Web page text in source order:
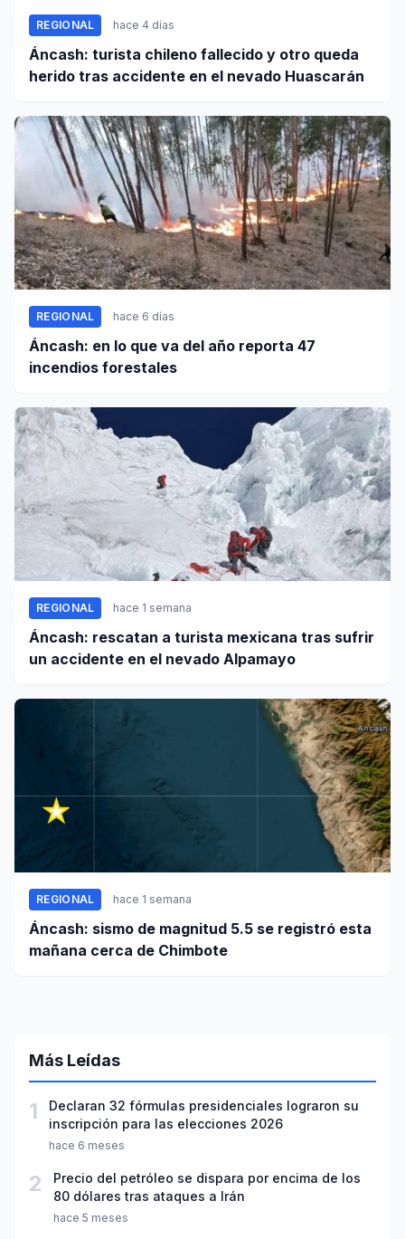
REGIONAL hace 4 días
Áncash: turista chileno fallecido y otro queda
herido tras accidente en el nevado Huascarán
REGIONAL hace 6 días
Áncash: en lo que va del año reporta 47
incendios forestales
REGIONAL hace 1 semana
Áncash: rescatan a turista mexicana tras sufrir
un accidente en el nevado Alpamayo
REGIONAL hace 1 semana
Áncash: sismo de magnitud 5.5 se registró esta
mañana cerca de Chimbote
Más Leídas
1
Declaran 32 fórmulas presidenciales lograron su
inscripción para las elecciones 2026
hace 6 meses
2
Precio del petróleo se dispara por encima de los
80 dólares tras ataques a Irán
hace 5 meses